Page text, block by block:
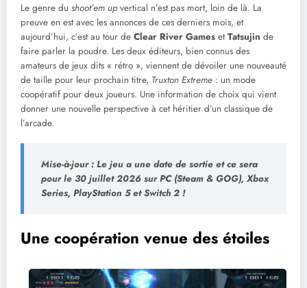
Le genre du shoot’em upvertical n’est pas mort, loin de là. La
preuve en est avec les annonces de ces derniers mois, et
aujourd’hui, c’est au tour de Clear River Games etTatsujin de
faire parler la poudre. Les deux éditeurs, bien connus des
amateurs de jeux dits « rétro », viennent de dévoiler une nouveauté
de taille pour leur prochain titre, Truxton Extreme : un mode
coopératif pour deux joueurs. Une information de choix qui vient
donner une nouvelle perspective à cet héritier d’un classique de
l’arcade.
Mise-à-jour : Le jeu a une date de sortie et ce sera
pour le 30 juillet 2026 sur PC (Steam & GOG), Xbox
Series, PlayStation 5 et Switch 2 !
Une coopération venue des étoiles